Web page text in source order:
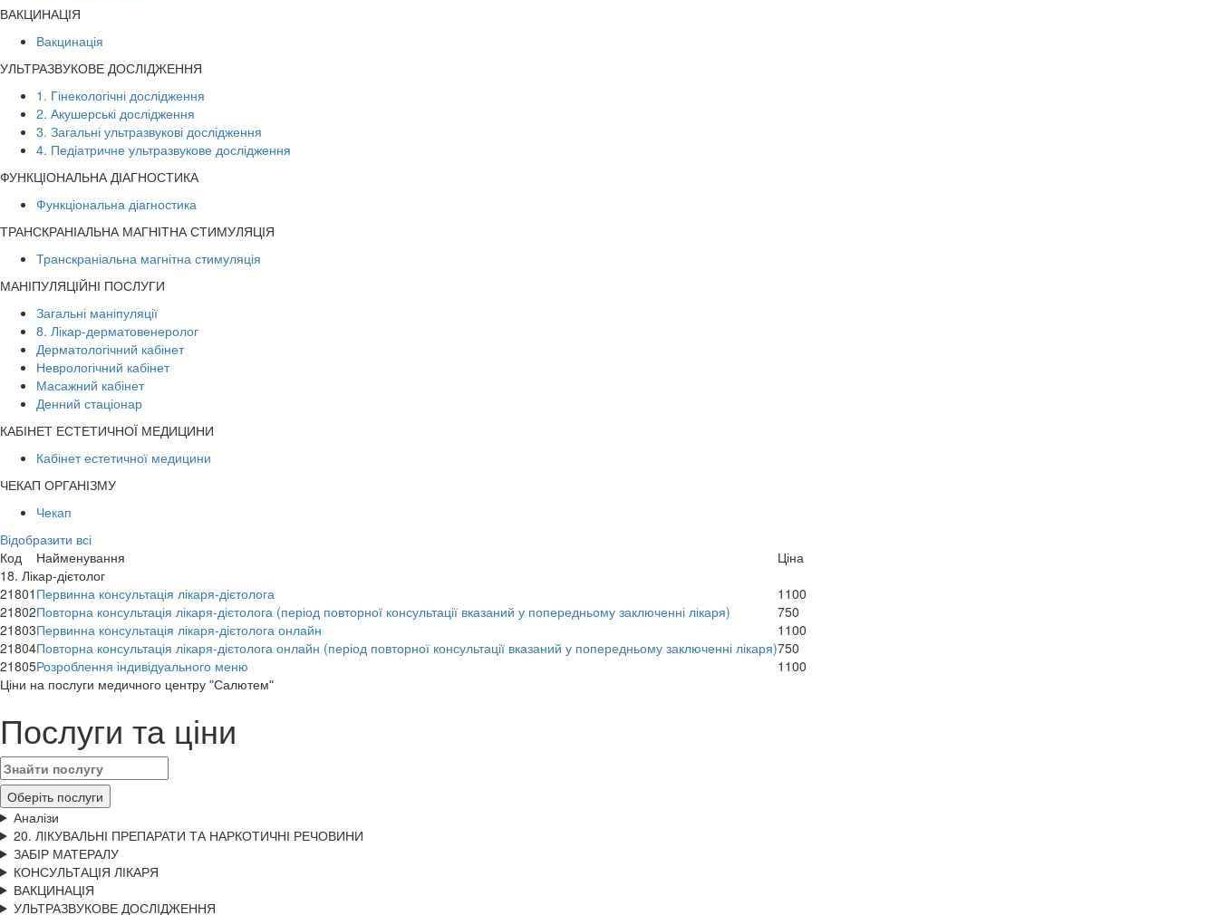
ВАКЦИНАЦІЯ
Вакцинація
УЛЬТРАЗВУКОВЕ ДОСЛІДЖЕННЯ
1. Гінекологічні дослідження
2. Акушерські дослідження
3. Загальні ультразвукові дослідження
4. Педіатричне ультразвукове дослідження
ФУНКЦІОНАЛЬНА ДІАГНОСТИКА
Функціональна діагностика
ТРАНСКРАНІАЛЬНА МАГНІТНА СТИМУЛЯЦІЯ
Транскраніальна магнітна стимуляція
МАНІПУЛЯЦІЙНІ ПОСЛУГИ
Загальні маніпуляції
8. Лікар-дерматовенеролог
Дерматологічний кабінет
Неврологічний кабінет
Масажний кабінет
Денний стаціонар
КАБІНЕТ ЕСТЕТИЧНОЇ МЕДИЦИНИ
Кабінет естетичної медицини
ЧЕКАП ОРГАНІЗМУ
Чекап
Відобразити всі
Код
Найменування
Ціна
18. Лікар-дієтолог
21801 Первинна консультація лікаря-дієтолога
1100
21802Повторна консультація лікаря-дієтолога (період повторної консультації вказаний у попередньому заключенні лікаря)
750
21803Первинна консультація лікаря-дієтолога онлайн
1100
21804Повторна консультація лікаря-дієтолога онлайн (період повторної консультації вказаний у попередньому заключенні лікаря)750
21805Розроблення індивідуального меню 1100
Цiни на послуги медичного центру "Салютем"
Послуги та ціни
Оберіть послуги
Аналізи
20. ЛІКУВАЛЬНІ ПРЕПАРАТИ ТА НАРКОТИЧНІ РЕЧОВИНИ
ЗАБІР МАТЕРАЛУ
КОНСУЛЬТАЦІЯ ЛІКАРЯ
ВАКЦИНАЦІЯ
УЛЬТРАЗВУКОВЕ ДОСЛІДЖЕННЯ